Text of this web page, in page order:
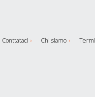
Conttataci Chi siamo